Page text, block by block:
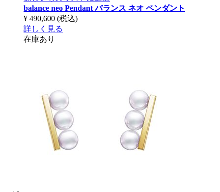
balance neo Pendantバランス ネオ ペンダント
¥ 490,600 (税込)
詳しく見る
在庫あり